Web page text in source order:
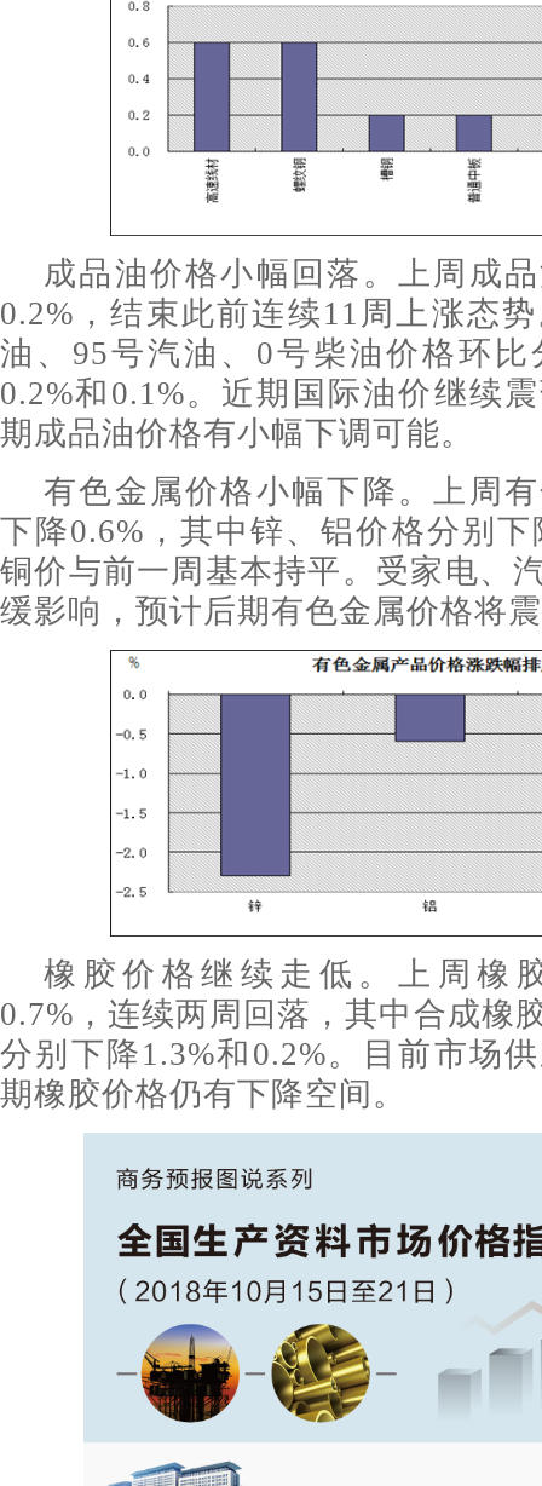
成品油价格小幅回落。上周成
0.2%，结束此前连续11周上涨态
油、95号汽油、0号柴油价格环比
0.2%和0.1%。近期国际油价继续
期成品油价格有小幅下调可能。
有色金属价格小幅下降。上周
下降0.6%，其中锌、铝价格分别下
铜价与前一周基本持平。受家电、
缓影响，预计后期有色金属价格将
橡胶价格继续走低。上周橡
0.7%，连续两周回落，其中合成橡
分别下降1.3%和0.2%。目前市场
期橡胶价格仍有下降空间。